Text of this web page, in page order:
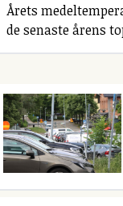
Årets
de senaste årens